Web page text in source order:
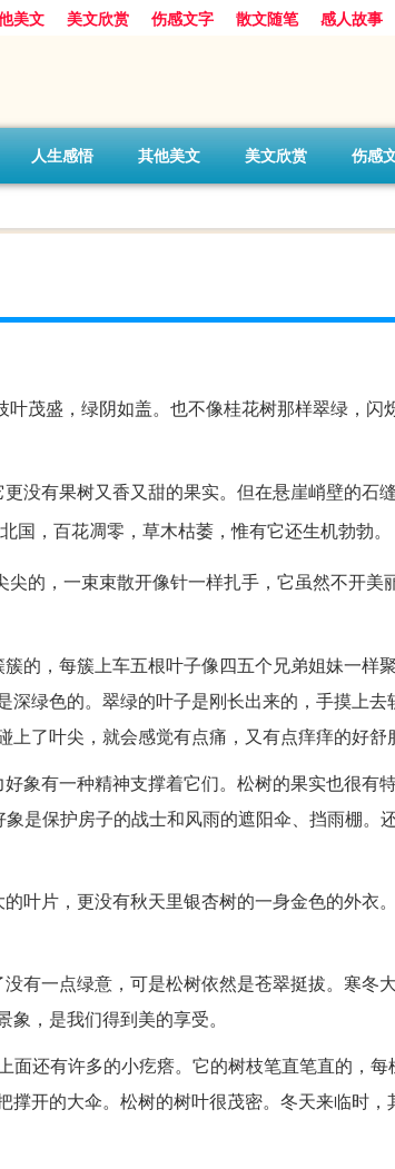
美文 美文欣赏 伤感文字 散文随笔 感人故事
人生感悟 其他美文 美文欣赏 伤感
茂盛，绿阴如盖。也不像桂花树那样翠绿，闪
没有果树又香又甜的果实。但在悬崖峭壁的石
，百花凋零，草木枯萎，惟有它还生机勃勃。
尖的，一束束散开像针一样扎手，它虽然不开美
的，每簇上车五根叶子像四五个兄弟姐妹一样
绿色的。翠绿的叶子是刚长出来的，手摸上去
了叶尖，就会感觉有点痛，又有点痒痒的好舒
象有一种精神支撑着它们。松树的果实也很有
是保护房子的战士和风雨的遮阳伞、挡雨棚。
叶片，更没有秋天里银杏树的一身金色的外衣
有一点绿意，可是松树依然是苍翠挺拔。寒冬
，是我们得到美的享受。
面还有许多的小疙瘩。它的树枝笔直笔直的，
开的大伞。松树的树叶很茂密。冬天来临时，